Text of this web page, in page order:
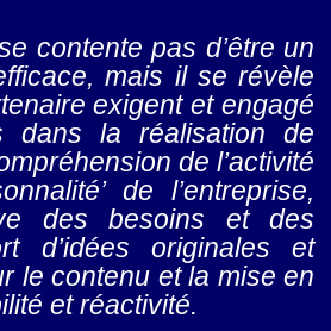
contente pas d’être un
mais il se révèle
exigent et engagé
dans la réalisation de
de l’activité
de l’entreprise,
des besoins et des
d’idées originales et
le contenu et la mise en
et réactivité.